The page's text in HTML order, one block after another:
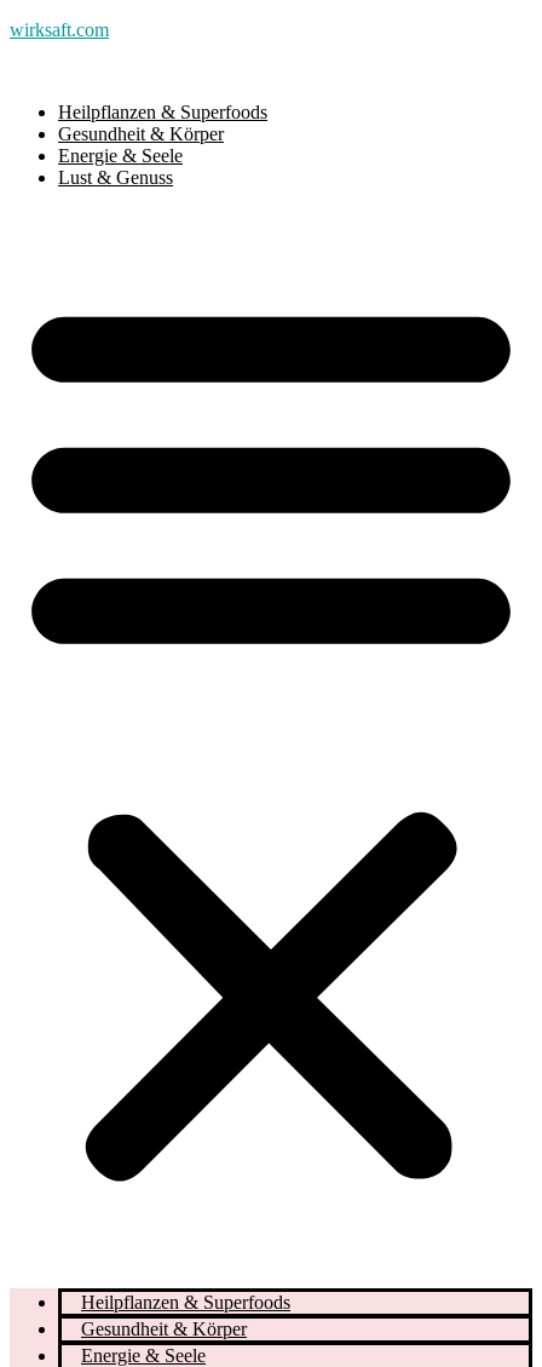
wirksaft.com
Heilpflanzen & Superfoods
Gesundheit & Körper
Energie & Seele
Lust & Genuss
Heilpflanzen & Superfoods
Gesundheit & Körper
Energie & Seele